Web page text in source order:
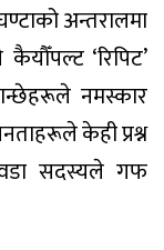
अन्तरालमा
‘रिपिट’
नमस्कार
केही प्रश्न
वडा सदस्यले गफ